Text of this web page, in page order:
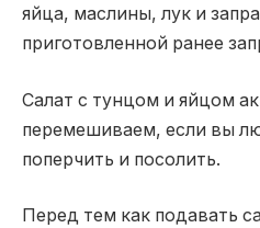
яйца, маслины, лук и
приготовленной ранее
Салат с тунцом и яйцом
перемешиваем, если вы
поперчить и посолить.
Перед тем как подавать